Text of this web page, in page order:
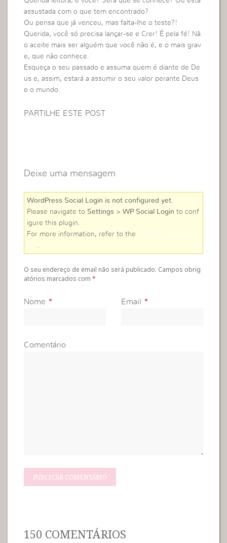
assustada com o que tem encontrado?
Ou pensa que já venceu, mas falta-lhe o teste?!
Querida, você só precisa lançar-se e Crer! É pela fé! Nã
o aceite mais ser alguém que você não é, e o mais grav
e, que não conhece.
Esqueça o seu passado e assuma quem é diante de De
us e, assim, estará a assumir o seu valor perante Deus
e o mundo.
PARTILHE ESTE POST
Deixe uma mensagem
WordPress Social Login is not configured yet
Please navigate to Settings > WP Social Login to conf
igure this plugin.
For more information, refer to the
online user guid
e
O seu endereço de email não será publicado. Campos obrig
atórios marcados com*
Nome * Email *
Comentário
150 COMENTÁRIOS